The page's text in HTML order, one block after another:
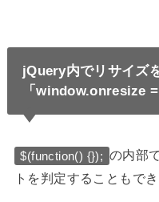
jQuery内でリサイズ
「window.onresize
$(function() {}); の内部
トを判定することもでき